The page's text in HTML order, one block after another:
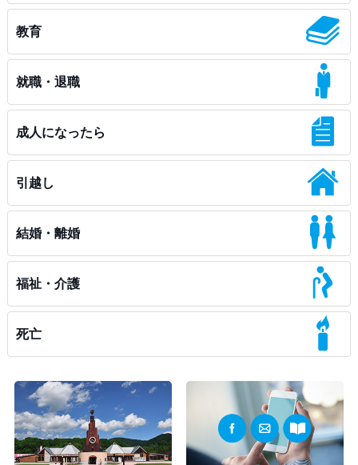
教育
就職・退職
成人になったら
引越し
結婚・離婚
福祉・介護
死亡